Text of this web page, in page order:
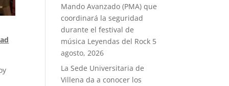
Mando Avanzado (PMA) que
coordinará la seguridad
durante el festival de
música Leyendas del Rock 5
agosto, 2026
La Sede Universitaria de
Villena da a conocer los